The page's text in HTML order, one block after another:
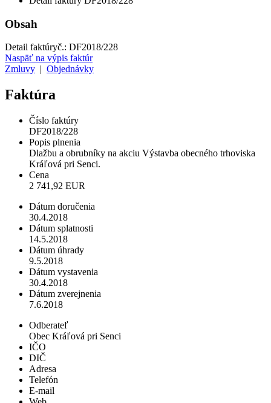
Obsah
Detail faktúryč.: DF2018/228
Naspäť na výpis faktúr
Zmluvy
Objednávky
Faktúra
Číslo faktúry
DF2018/228
Popis plnenia
Dlažbu a obrubníky na akciu Výstavba obecného trhoviska
Kráľová pri Senci.
Cena
2 741,92 EUR
Dátum doručenia
30.4.2018
Dátum splatnosti
14.5.2018
Dátum úhrady
9.5.2018
Dátum vystavenia
30.4.2018
Dátum zverejnenia
7.6.2018
Odberateľ
Obec Kráľová pri Senci
IČO
DIČ
Adresa
Telefón
E-mail